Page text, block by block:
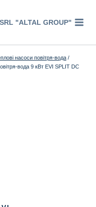
SRL "ALTAL GROUP"
насоси повітря-вода /
вода 9 кВт EVI SPLIT DC